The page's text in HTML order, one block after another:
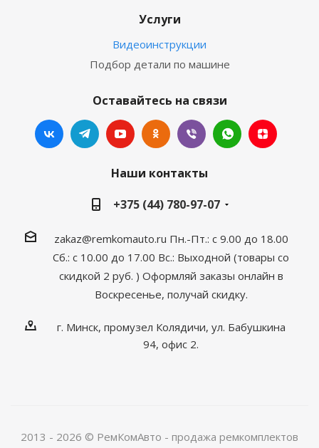
Услуги
Видеоинструкции
Подбор детали по машине
Оставайтесь на связи
Наши контакты
+375 (44) 780-97-07
zakaz@remkomauto.ru Пн.-Пт.: с 9.00 до 18.00
Сб.: с 10.00 до 17.00 Вс.: Выходной (товары со
скидкой 2 руб. ) Оформляй заказы онлайн в
Воскресенье, получай скидку.
г. Минск, промузел Колядичи, ул. Бабушкина
94, офис 2.
2013 - 2026 © РемКомАвто - продажа ремкомплектов